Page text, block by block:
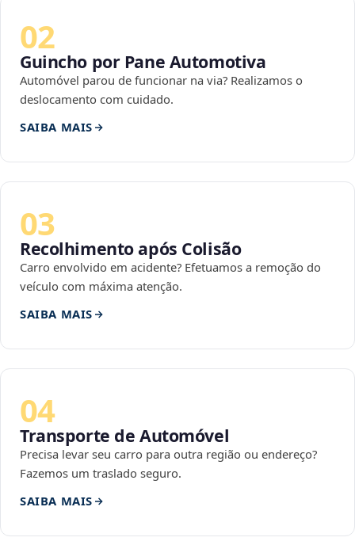
02
Guincho por Pane Automotiva
Automóvel parou de funcionar na via? Realizamos o
deslocamento com cuidado.
SAIBA MAIS
03
Recolhimento após Colisão
Carro envolvido em acidente? Efetuamos a remoção do
veículo com máxima atenção.
SAIBA MAIS
04
Transporte de Automóvel
Precisa levar seu carro para outra região ou endereço?
Fazemos um traslado seguro.
SAIBA MAIS